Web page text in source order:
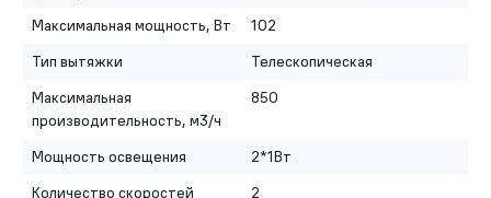
Максимальная мощность, Вт
102
Тип вытяжки
Телескопическая
Максимальная
производительность, м3/ч
850
Мощность освещения
2*1Вт
Количество скоростей
2